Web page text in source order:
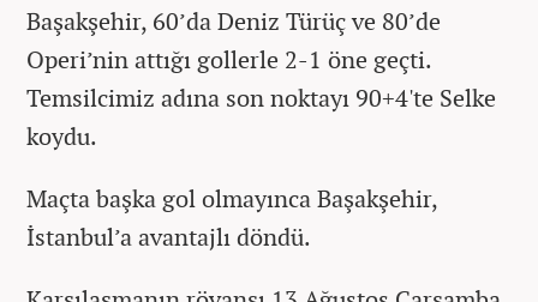
Başakşehir, 60’da Deniz Türüç ve 80’de
Operi’nin attığı gollerle 2-1 öne geçti.
Temsilcimiz adına son noktayı 90+4'te Selke
koydu.
Maçta başka gol olmayınca Başakşehir,
İstanbul’a avantajlı döndü.